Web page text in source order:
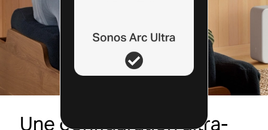
Télécommande TV
Utilisez votre télécommande TV actuelle pour un
contrôle simplifié et sans encombrement
Une configuration ultra-